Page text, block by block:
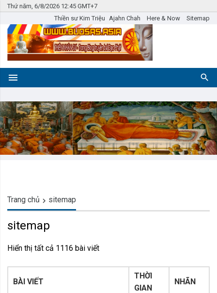
Thứ năm, 6/8/2026 12:45 GMT+7
Thiền sư Kim Triệu Ajahn Chah Here & Now Sitemap
Trang chủ sitemap
sitemap
Hiển thị tất cả 1116 bài viết
BÀI VIẾT
THỜI
GIAN
NHÃN